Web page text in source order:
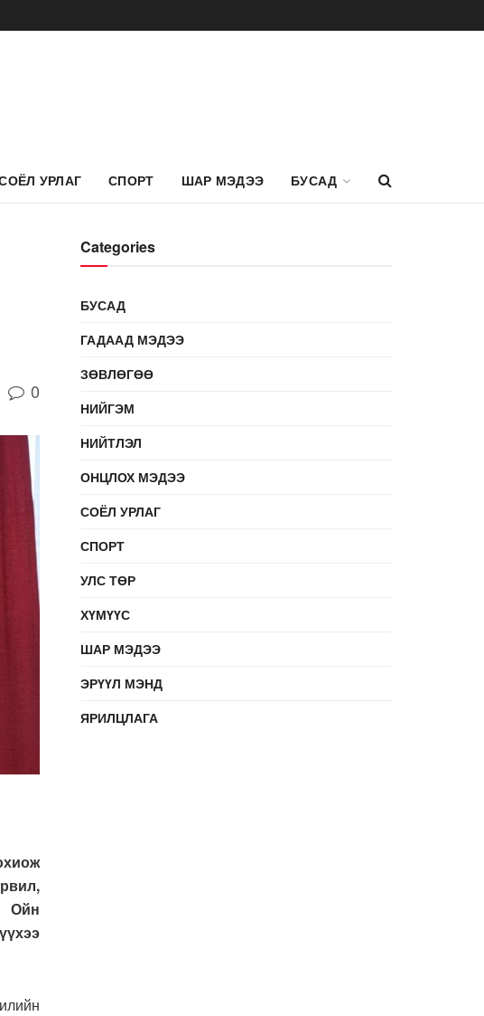
УРЛАГ СПОРТ ШАР МЭДЭЭ БУСАД
0
Ойн
Categories
БУСАД
ГАДААД МЭДЭЭ
ЗӨВЛӨГӨӨ
НИЙГЭМ
НИЙТЛЭЛ
ОНЦЛОХ МЭДЭЭ
СОЁЛ УРЛАГ
СПОРТ
УЛС ТӨР
ХҮМҮҮС
ШАР МЭДЭЭ
ЭРҮҮЛ МЭНД
ЯРИЛЦЛАГА